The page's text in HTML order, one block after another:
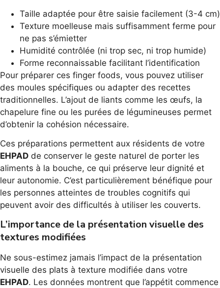
Taille adaptée pour être saisie facilement (3-4 cm)
Texture moelleuse mais suffisamment ferme pour
ne pas s’émietter
Humidité contrôlée (ni trop sec, ni trop humide)
Forme reconnaissable facilitant l’identification
Pour préparer ces finger foods, vous pouvez utiliser
des moules spécifiques ou adapter des recettes
traditionnelles. L’ajout de liants comme les œufs, la
chapelure fine ou les purées de légumineuses permet
d’obtenir la cohésion nécessaire.
Ces préparations permettent aux résidents de votre
EHPAD de conserver le geste naturel de porter les
aliments à la bouche, ce qui préserve leur dignité et
leur autonomie. C’est particulièrement bénéfique pour
les personnes atteintes de troubles cognitifs qui
peuvent avoir des difficultés à utiliser les couverts.
L’importance de la présentation visuelle des
textures modifiées
Ne sous-estimez jamais l’impact de la présentation
visuelle des plats à texture modifiée dans votre
EHPAD. Les données montrent que l’appétit commence